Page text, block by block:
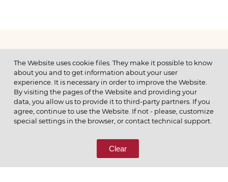
МЕНЮ
© 2026 ОАО
ПОЗВОНИТЕ НАМ
8 (800) 333-65-66
The Website uses cookie files. They make it possible to know
about you and to get information about your user
experience. It is necessary in order to improve the Website.
By visiting the pages of the Website and providing your
data, you allow us to provide it to third-party partners. If you
agree, continue to use the Website. If not - please, customize
special settings in the browser, or contact technical support.
Clear